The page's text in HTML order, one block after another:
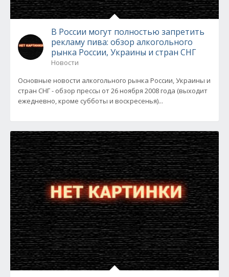
В России могут полностью запретить
рекламу пива: обзор алкогольного
рынка России, Украины и стран СНГ
Новости
Основные новости алкогольного рынка России, Украины и
стран СНГ - обзор прессы от 26 ноября 2008 года (выходит
ежедневно, кроме субботы и воскресенья)...